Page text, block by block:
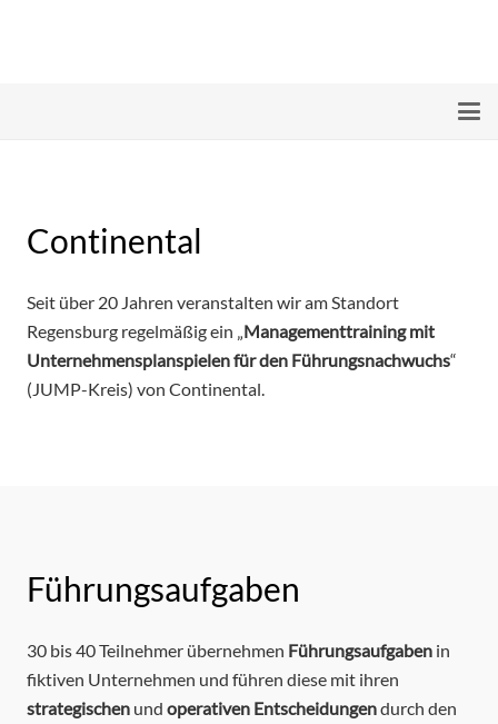
Continental
Seit über 20 Jahren veranstalten wir am Standort
Regensburg regelmäßig ein „Managementtraining mit
Unternehmensplanspielen für den Führungsnachwuchs“
(JUMP-Kreis) von Continental.
Führungsaufgaben
30 bis 40 Teilnehmer übernehmen Führungsaufgaben in
fiktiven Unternehmen und führen diese mit ihren
strategischen und operativen Entscheidungendurch den